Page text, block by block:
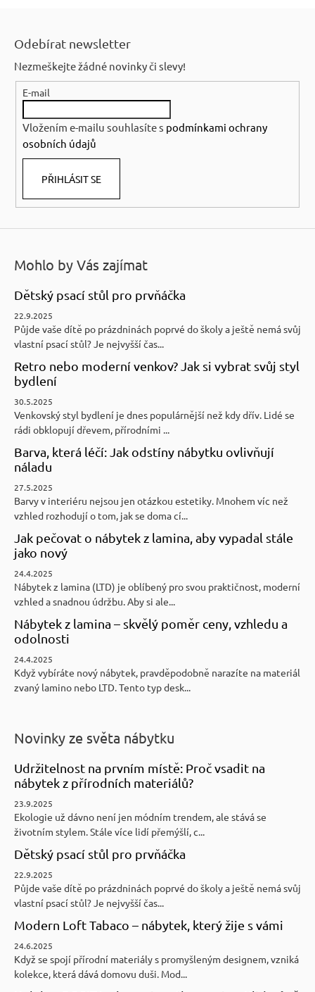
Odebírat newsletter
Nezmeškejte žádné novinky či slevy!
E-mail
Vložením e-mailu souhlasíte s podmínkami ochrany
osobních údajů
PŘIHLÁSIT SE
Mohlo by Vás zajímat
Dětský psací stůl pro prvňáčka
22.9.2025
Půjde vaše dítě po prázdninách poprvé do školy a ještě nemá svůj
vlastní psací stůl? Je nejvyšší čas...
Retro nebo moderní venkov? Jak si vybrat svůj styl
bydlení
30.5.2025
Venkovský styl bydlení je dnes populárnější než kdy dřív. Lidé se
rádi obklopují dřevem, přírodními ...
Barva, která léčí: Jak odstíny nábytku ovlivňují
náladu
27.5.2025
Barvy v interiéru nejsou jen otázkou estetiky. Mnohem víc než
vzhled rozhodují o tom, jak se doma cí...
Jak pečovat o nábytek z lamina, aby vypadal stále
jako nový
24.4.2025
Nábytek z lamina (LTD) je oblíbený pro svou praktičnost, moderní
vzhled a snadnou údržbu. Aby si ale...
Nábytek z lamina – skvělý poměr ceny, vzhledu a
odolnosti
24.4.2025
Když vybíráte nový nábytek, pravděpodobně narazíte na materiál
zvaný lamino nebo LTD. Tento typ desk...
Novinky ze světa nábytku
Udržitelnost na prvním místě: Proč vsadit na
nábytek z přírodních materiálů?
23.9.2025
Ekologie už dávno není jen módním trendem, ale stává se
životním stylem. Stále více lidí přemýšlí, c...
Dětský psací stůl pro prvňáčka
22.9.2025
Půjde vaše dítě po prázdninách poprvé do školy a ještě nemá svůj
vlastní psací stůl? Je nejvyšší čas...
Modern Loft Tabaco – nábytek, který žije s vámi
24.6.2025
Když se spojí přírodní materiály s promyšleným designem, vzniká
kolekce, která dává domovu duši. Mod...